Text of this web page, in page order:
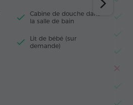
Cabine de douche dans
la salle de bain
Lit de bébé (sur
demande)